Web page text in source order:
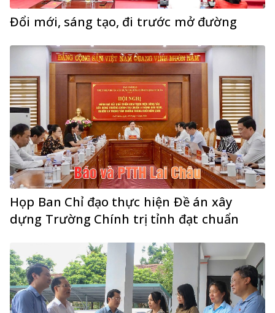
Đổi mới, sáng tạo, đi trước mở đường
Họp Ban Chỉ đạo thực hiện Đề án xây
dựng Trường Chính trị tỉnh đạt chuẩn